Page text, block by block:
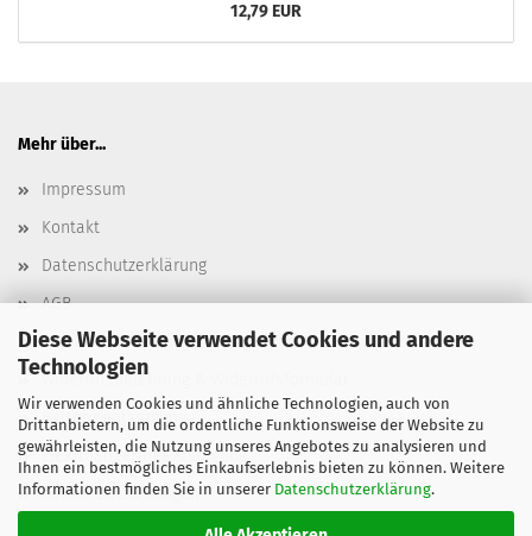
Diese Webseite verwendet Cookies und andere
Technologien
Wir verwenden Cookies und ähnliche Technologien, auch von
Drittanbietern, um die ordentliche Funktionsweise der Website zu
gewährleisten, die Nutzung unseres Angebotes zu analysieren und
Ihnen ein bestmögliches Einkaufserlebnis bieten zu können. Weitere
Informationen finden Sie in unserer Datenschutzerklärung.
12,79 EUR
Mehr über...
Impressum
Kontakt
Datenschutzerklärung
AGB
Versand- & Zahlungsbedingungen, Versandkosten
Widerrufsbelehrung & Widerrufsformular
Batterieentsorgung
Elektroaltgeräteentsorgung
Cookie Einstellungen